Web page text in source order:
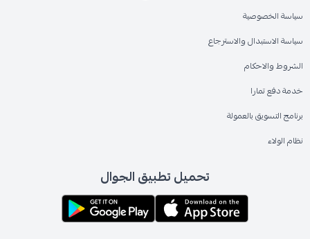
سياسة الخصوصية
سياسة الاستبدال والاسترجاع
الشروط والاحكام
خدمة دفع تمارا
برنامج التسويق بالعمولة
نظام الولاء
تحميل تطبيق الجوال